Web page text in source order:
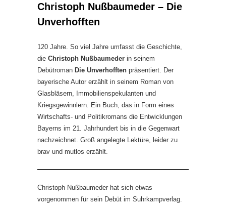
Christoph Nußbaumeder – Die
Unverhofften
120 Jahre. So viel Jahre umfasst die Geschichte,
die Christoph Nußbaumeder in seinem
Debütroman Die Unverhofften präsentiert. Der
bayerische Autor erzählt in seinem Roman von
Glasbläsern, Immobilienspekulanten und
Kriegsgewinnlern. Ein Buch, das in Form eines
Wirtschafts- und Politikromans die Entwicklungen
Bayerns im 21. Jahrhundert bis in die Gegenwart
nachzeichnet. Groß angelegte Lektüre, leider zu
brav und mutlos erzählt.
Christoph Nußbaumeder hat sich etwas
vorgenommen für sein Debüt im Suhrkampverlag.